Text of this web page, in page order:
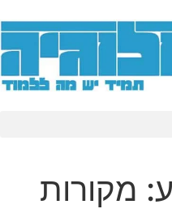
מקורות